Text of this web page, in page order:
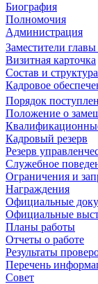
Биография
Полномочия
Администрация
Заместители
Визитная карточка
Состав и структура
Кадровое
Порядок
Положение о
Кадровый резерв
Резерв
Служебное
Ограничения и
Награждения
Официальные
Официальные
Планы работы
Отчеты о работе
Результаты
Перечень
Совет